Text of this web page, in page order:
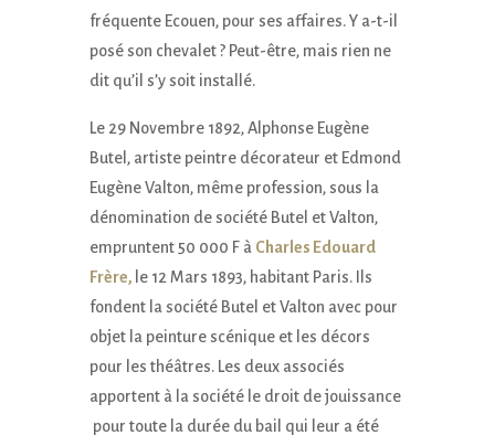
fréquente Ecouen, pour ses affaires. Y a-t-il
posé son chevalet ? Peut-être, mais rien ne
dit qu’il s’y soit installé.
Le 29 Novembre 1892, Alphonse Eugène
Butel, artiste peintre décorateur et Edmond
Eugène Valton, même profession, sous la
dénomination de société Butel et Valton,
empruntent 50 000 F à Charles Edouard
Frère, le 12 Mars 1893, habitant Paris. Ils
fondent la société Butel et Valton avec pour
objet la peinture scénique et les décors
pour les théâtres. Les deux associés
apportent à la société le droit de jouissance
pour toute la durée du bail qui leur a été